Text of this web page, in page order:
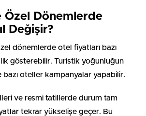
Özel Dönemlerde
Değişir?
dönemlerde otel fiyatları bazı
gösterebilir. Turistik yoğunluğun
bazı oteller kampanyalar yapabilir.
ve resmi tatillerde durum tam
tekrar yükselişe geçer. Bu